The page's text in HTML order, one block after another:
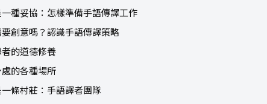
種妥協：怎樣準備手語傳譯工作
創意嗎？認識手語傳譯策略
的道德修養
的各種場所
條村莊：手語譯者團隊